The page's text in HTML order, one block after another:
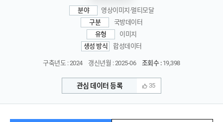
분야
영상이미지·멀티모달
구분
국방데이터
유형
이미지
생성 방식
합성데이터
구축년도 : 2024 갱신년월 : 2025-06 조회수 :19,398
관심 데이터 등록 35